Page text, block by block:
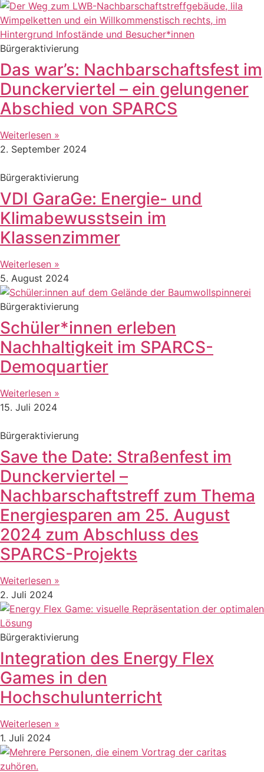
Bürgeraktivierung
Das war’s: Nachbarschaftsfest im
Dunckerviertel – ein gelungener
Abschied von SPARCS
Weiterlesen »
2. September 2024
Bürgeraktivierung
VDI GaraGe: Energie- und
Klimabewusstsein im
Klassenzimmer
Weiterlesen »
5. August 2024
Bürgeraktivierung
Schüler*innen erleben
Nachhaltigkeit im SPARCS-
Demoquartier
Weiterlesen »
15. Juli 2024
Bürgeraktivierung
Save the Date: Straßenfest im
Dunckerviertel –
Nachbarschaftstreff zum Thema
Energiesparen am 25. August
2024 zum Abschluss des
SPARCS-Projekts
Weiterlesen »
2. Juli 2024
Bürgeraktivierung
Integration des Energy Flex
Games in den
Hochschulunterricht
Weiterlesen »
1. Juli 2024